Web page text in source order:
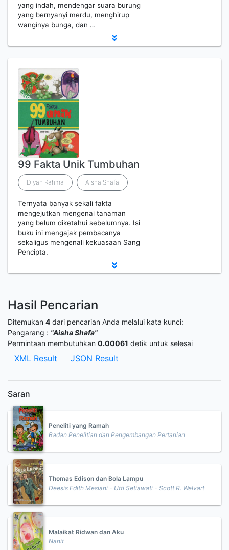
yang indah, mendengar suara burung
yang bernyanyi merdu, menghirup
wanginya bunga, dan …
99 Fakta Unik Tumbuhan
Diyah Rahma Aisha Shafa
Ternyata banyak sekali fakta
mengejutkan mengenai tanaman
yang belum diketahui sebelumnya. Isi
buku ini mengajak pembacanya
sekaligus mengenali kekuasaan Sang
Pencipta.
Hasil Pencarian
Ditemukan 4 dari pencarian Anda melalui kata kunci:
Pengarang : "Aisha Shafa"
Permintaan membutuhkan 0.00061 detik untuk selesai
XML Result JSON Result
Saran
Peneliti yang Ramah
Badan Penelitian dan Pengembangan Pertanian
Thomas Edison dan Bola Lampu
Deesis Edith Mesiani - Utti Setiawati - Scott R. Welvart
Malaikat Ridwan dan Aku
Nanit